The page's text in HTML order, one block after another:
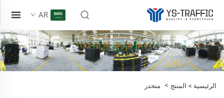
AR
الرئيسية > المنتج > منحدر